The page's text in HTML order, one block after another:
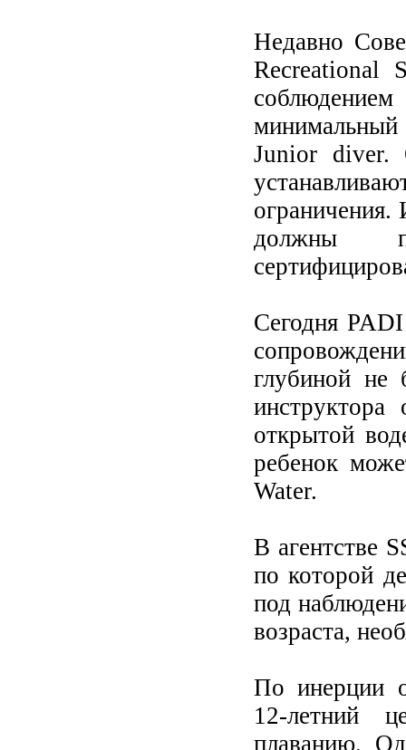
Недавно
Recreational
минимальный
Junior diver.
ограничения.
должны
Сегодня
глубиной не
открытой
ребенок
Water.
В агентстве
по которой
под
возраста,
По инерции
12-летний
плаванию.